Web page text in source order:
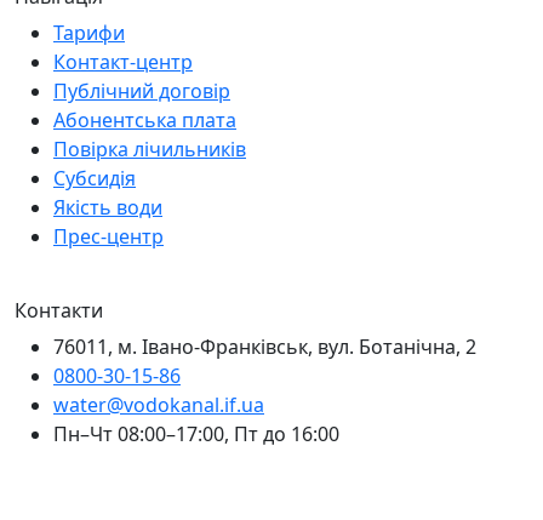
Тарифи
Контакт-центр
Публічний договір
Абонентська плата
Повірка лічильників
Субсидія
Якість води
Прес-центр
Контакти
76011, м. Івано-Франківськ, вул. Ботанічна, 2
0800-30-15-86
water@vodokanal.if.ua
Пн–Чт 08:00–17:00, Пт до 16:00